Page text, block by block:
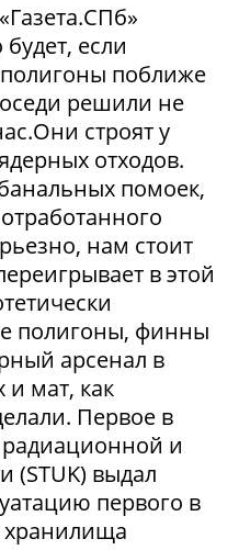
если
поближе
решили не
строят у
отходов.
помоек,
нам стоит
в этой
полигоны, финны
арсенал в
и мат, как
Первое в
и
(STUK) выдал
первого в
хранилища